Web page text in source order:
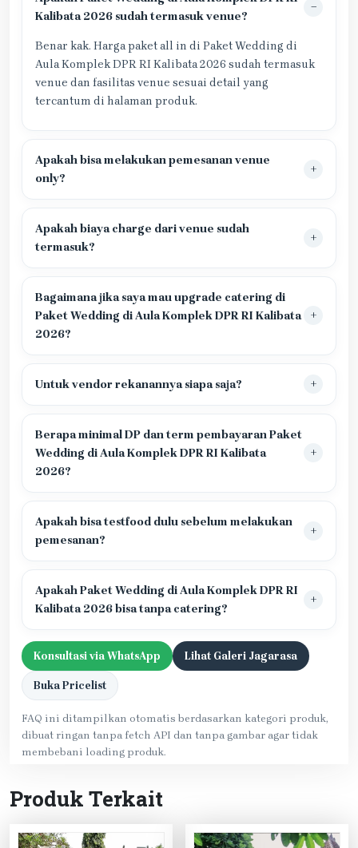
Kalibata 2026 sudah termasuk venue?
Benar kak. Harga paket all in di Paket Wedding di
Aula Komplek DPR RI Kalibata 2026 sudah termasuk
venue dan fasilitas venue sesuai detail yang
tercantum di halaman produk.
Apakah bisa melakukan pemesanan venue
only?
Apakah biaya charge dari venue sudah
termasuk?
Bagaimana jika saya mau upgrade catering di
Paket Wedding di Aula Komplek DPR RI Kalibata
2026?
Untuk vendor rekanannya siapa saja?
Berapa minimal DP dan term pembayaran Paket
Wedding di Aula Komplek DPR RI Kalibata
2026?
Apakah bisa testfood dulu sebelum melakukan
pemesanan?
Apakah Paket Wedding di Aula Komplek DPR RI
Kalibata 2026 bisa tanpa catering?
Konsultasi via WhatsApp Lihat Galeri Jagarasa
Buka Pricelist
FAQ ini ditampilkan otomatis berdasarkan kategori produk,
dibuat ringan tanpa fetch API dan tanpa gambar agar tidak
membebani loading produk.
Produk Terkait